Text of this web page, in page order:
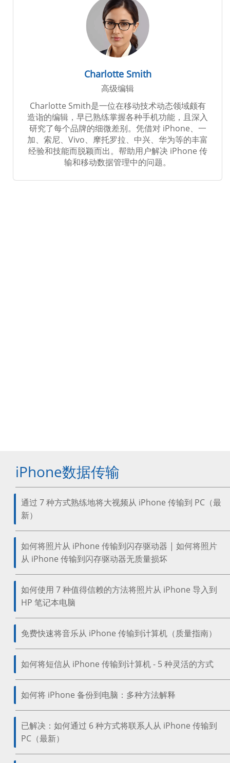
iPhone数据传输
通过 7 种方式熟练地将大视频从 iPhone 传输到 PC（最
新）
如何将照片从 iPhone 传输到闪存驱动器 | 如何将照片
从 iPhone 传输到闪存驱动器无质量损坏
如何使用 7 种值得信赖的方法将照片从 iPhone 导入到
HP 笔记本电脑
免费快速将音乐从 iPhone 传输到计算机（质量指南）
如何将短信从 iPhone 传输到计算机 - 5 种灵活的方式
如何将 iPhone 备份到电脑：多种方法解释
已解决：如何通过 6 种方式将联系人从 iPhone 传输到
PC（最新）
Charlotte Smith
高级编辑
Charlotte Smith是一位在移动技术动态领域颇有
造诣的编辑，早已熟练掌握各种手机功能，且深入
研究了每个品牌的细微差别。凭借对 iPhone、一
加、索尼、Vivo、摩托罗拉、中兴、华为等的丰富
经验和技能而脱颖而出。帮助用户解决 iPhone 传
输和移动数据管理中的问题。